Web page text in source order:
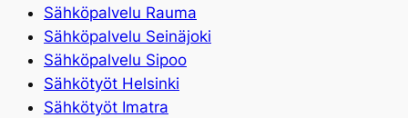
Sähköpalvelu Rauma
Sähköpalvelu Seinäjoki
Sähköpalvelu Sipoo
Sähkötyöt Helsinki
Sähkötyöt Imatra